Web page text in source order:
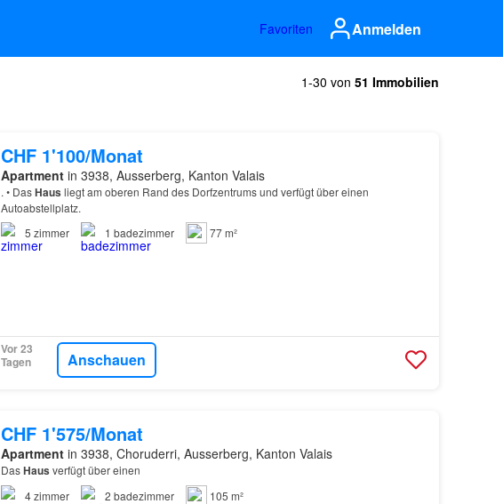
Favoriten Anmelden
1-30 von 51 Immobilien
CHF 1'100/Monat
Apartmentin 3938, Ausserberg, Kanton Valais
. • DasHaus liegt am oberen Rand des Dorfzentrums und verfügt über einen
Autoabstellplatz.
5 zimmer 1 badezimmer 77 m²
Vor 23
Tagen
Anschauen
CHF 1'575/Monat
Apartmentin 3938, Choruderri, Ausserberg, Kanton Valais
DasHaus verfügt über einen
4zimmer 2 badezimmer
105 m²